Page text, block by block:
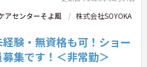
アセンターそよ風
株式会社SOYOKA
経験・無資格も可！ショー
集です！＜非常勤＞